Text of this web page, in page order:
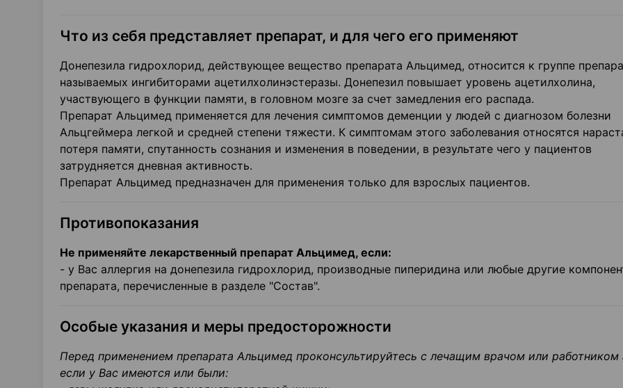
Что из себя представляет препарат, и для чего его применяют
Донепезила гидрохлорид, действующее вещество препарата Альцимед, относится к группе
называемых ингибиторами ацетилхолинэстеразы. Донепезил повышает уровень ацетилхолина,
участвующего в функции памяти, в головном мозге за счет замедления его распада.
Препарат Альцимед применяется для лечения симптомов деменции у людей с диагнозом болезни
Альцгеймера легкой и средней степени тяжести. К симптомам этого заболевания относятся
потеря памяти, спутанность сознания и изменения в поведении, в результате чего у пациентов
затрудняется дневная активность.
Препарат Альцимед предназначен для применения только для взрослых пациентов.
Противопоказания
Не применяйте лекарственный препарат Альцимед, если:
- у Вас аллергия на донепезила гидрохлорид, производные пиперидина или любые другие
препарата, перечисленные в разделе "Состав".
Особые указания и меры предосторожности
Перед применением препарата Альцимед проконсультируйтесь с лечащим врачом или работником
если у Вас имеются или были: